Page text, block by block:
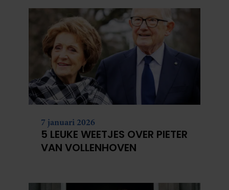
7 januari 2026
5 LEUKE WEETJES OVER PIETER
VAN VOLLENHOVEN